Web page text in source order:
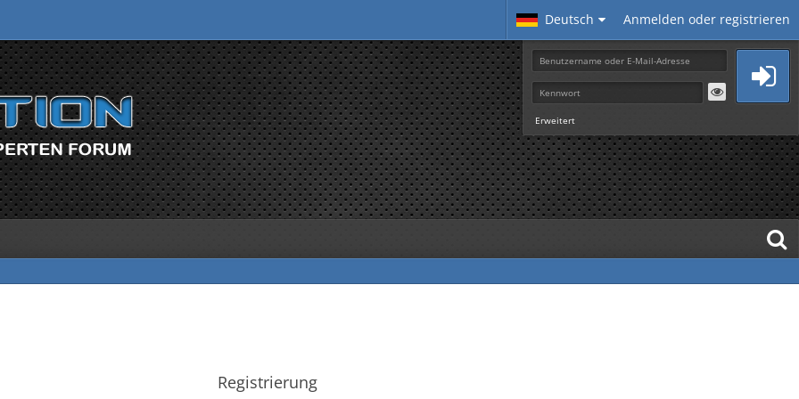
Deutsch Anmelden oder registrieren
Erweitert
Registrierung